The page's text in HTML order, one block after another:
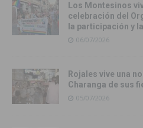
Los Montesinos
celebración del
la participación y
06/07/2026
Rojales vive una
Charanga de sus
05/07/2026